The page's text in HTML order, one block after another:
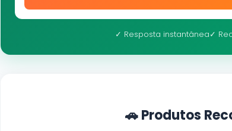
✓ Resposta instantânea✓
🚗 Produtos